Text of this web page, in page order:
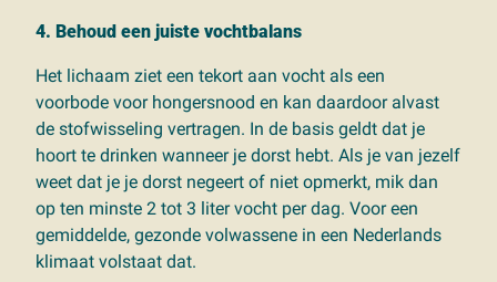
4. Behoud een juiste vochtbalans
Het lichaam ziet een tekort aan vocht als een
voorbode voor hongersnood en kan daardoor alvast
de stofwisseling vertragen. In de basis geldt dat je
hoort te drinken wanneer je dorst hebt. Als je van jezelf
weet dat je je dorst negeert of niet opmerkt, mik dan
op ten minste 2 tot 3 liter vocht per dag. Voor een
gemiddelde, gezonde volwassene in een Nederlands
klimaat volstaat dat.